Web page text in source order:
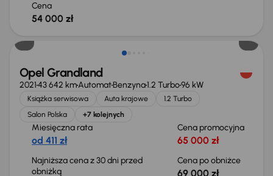
Cena
54 000 zł
Taniej o 1 000 zł
Opel Grandland
202143 642 kmAutomatBenzyna1.2 Turbo96 kW
Książka serwisowa Auta krajowe
1.2 Turbo
Salon Polska
+7 kolejnych
Miesięczna rata
od 411 zł
Cena promocyjna
65 000 zł
Najniższa cena z 30 dni przed
obniżką
Cena po obniżce
69 000 zł